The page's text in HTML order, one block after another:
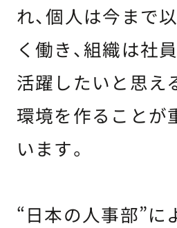
れ、個人は今まで
く働き、組織は社
活躍したいと思え
環境を作ることが
います。
“日本の人事部”に